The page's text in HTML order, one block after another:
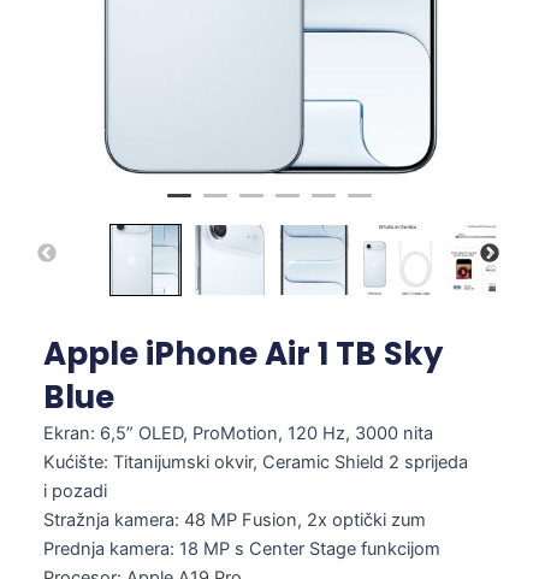
Apple iPhone Air 1 TB Sky
Blue
Ekran: 6,5” OLED, ProMotion, 120 Hz, 3000 nita
Kućište: Titanijumski okvir, Ceramic Shield 2 sprijeda
i pozadi
Stražnja kamera: 48 MP Fusion, 2x optički zum
Prednja kamera: 18 MP s Center Stage funkcijom